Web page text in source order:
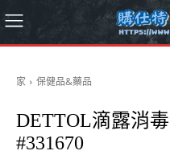
家 保健品&藥品
DETTOL滴露消
#331670